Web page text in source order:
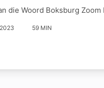
die Woord Boksburg
59 MIN